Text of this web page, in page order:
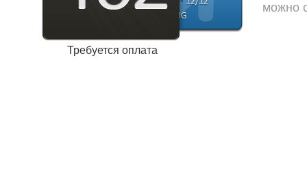
Требуется оплата
можно